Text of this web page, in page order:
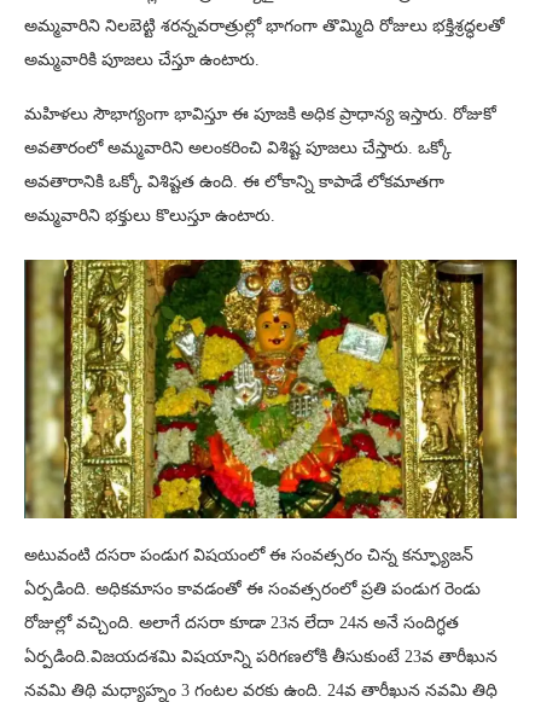
అమ్మవారిని నిలబెట్టి శరన్నవరాత్రుల్లో భాగంగా తొమ్మిది రోజులు భక్తిశ్రద్ధలతో
అమ్మవారికి పూజలు చేస్తూ ఉంటారు.
మహిళలు సౌభాగ్యంగా భావిస్తూ ఈ పూజకి అధిక ప్రాధాన్య ఇస్తారు. రోజుకో
అవతారంలో అమ్మవారిని అలంకరించి విశిష్ట పూజలు చేస్తారు. ఒక్కో
అవతారానికి ఒక్కో విశిష్టత ఉంది. ఈ లోకాన్ని కాపాడే లోకమాతగా
అమ్మవారిని భక్తులు కొలుస్తూ ఉంటారు.
అటువంటి దసరా పండుగ విషయంలో ఈ సంవత్సరం చిన్న కన్ఫ్యూజన్
ఏర్పడింది. అధికమాసం కావడంతో ఈ సంవత్సరంలో ప్రతి పండుగ రెండు
రోజుల్లో వచ్చింది. అలాగే దసరా కూడా 23న లేదా 24న అనే సందిగ్ధత
ఏర్పడింది.విజయదశమి విషయాన్ని పరిగణలోకి తీసుకుంటే 23వ తారీఖున
నవమి తిథి మధ్యాహ్నం 3 గంటల వరకు ఉంది. 24వ తారీఖున నవమి తిధి